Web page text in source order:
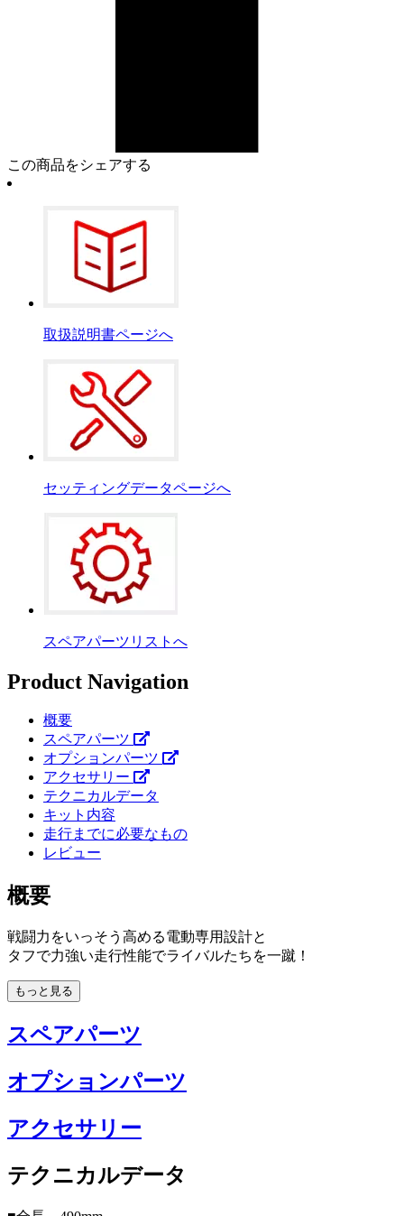
この商品をシェアする
取扱説明書ページへ
セッティングデータページへ
スペアパーツリストへ
Product Navigation
概要
スペアパーツ
オプションパーツ
アクセサリー
テクニカルデータ
キット内容
走行までに必要なもの
レビュー
概要
戦闘力をいっそう高める電動専用設計と
タフで力強い走行性能でライバルたちを一蹴！
もっと見る
スペアパーツ
オプションパーツ
アクセサリー
テクニカルデータ